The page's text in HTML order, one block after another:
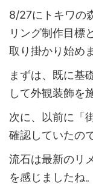
8/27にトキワの
リング制作目標
取り掛かり始め
まずは、既に基
して外観装飾を
次に、以前に「
確認していたの
流石は最新のリ
を感じましたね。